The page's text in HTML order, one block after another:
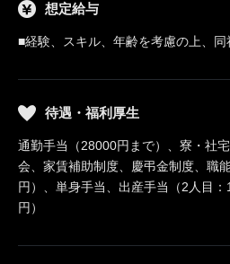
想定給与
■経験、スキル、年齢を考慮の上、
待遇・福利厚生
通勤手当（28000円まで）、寮・社
会、家賃補助制度、慶弔金制度、職
円）、単身手当、出産手当（2人目
円）